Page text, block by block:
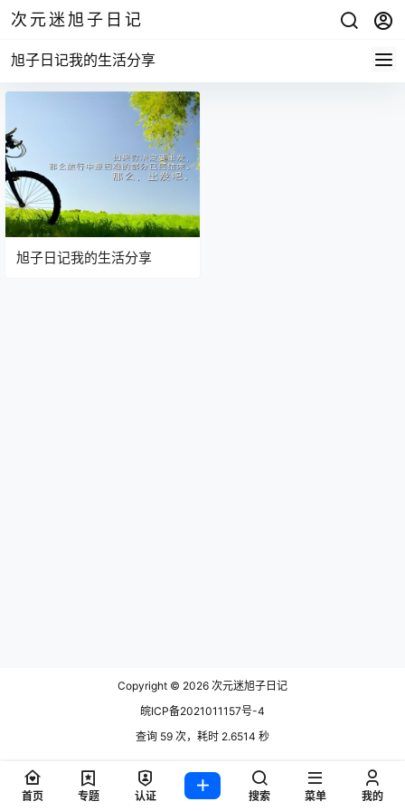
次元迷旭子日记
旭子日记我的生活分享
旭子日记我的生活分享
Copyright © 2026 次元迷旭子日记
皖ICP备2021011157号-4
查询 59 次，耗时 2.6514 秒
首页 专题 认证 搜索 菜单 我的